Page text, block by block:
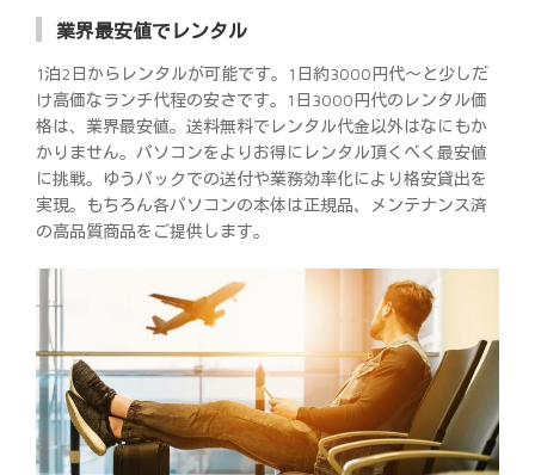
業界最安値でレンタル
1泊2日からレンタルが可能です。1日約3000円代～と少しだ
け高価なランチ代程の安さです。1日3000円代のレンタル価
格は、業界最安値。送料無料でレンタル代金以外はなにもか
かりません。パソコンをよりお得にレンタル頂くべく最安値
に挑戦。ゆうパックでの送付や業務効率化により格安貸出を
実現。もちろん各パソコンの本体は正規品、メンテナンス済
の高品質商品をご提供します。